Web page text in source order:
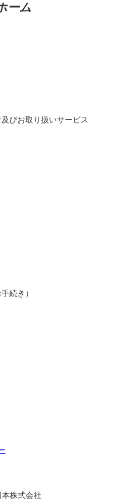
ーム
びお取り扱いサービス
続き）
株式会社